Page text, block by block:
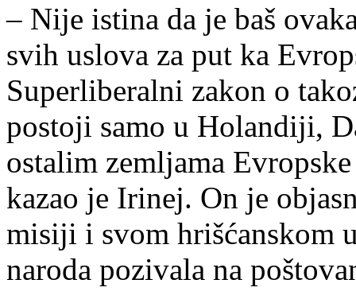
– Nije istina da je baš
svih uslova za put ka
Superliberalni zakon o
postoji samo u Holandiji,
ostalim zemljama
kazao je Irinej. On je
misiji i svom hrišćanskom
naroda pozivala na